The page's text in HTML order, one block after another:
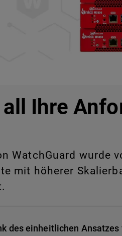
Ihre
WatchGuard wurde
mit höherer
des einheitlichen